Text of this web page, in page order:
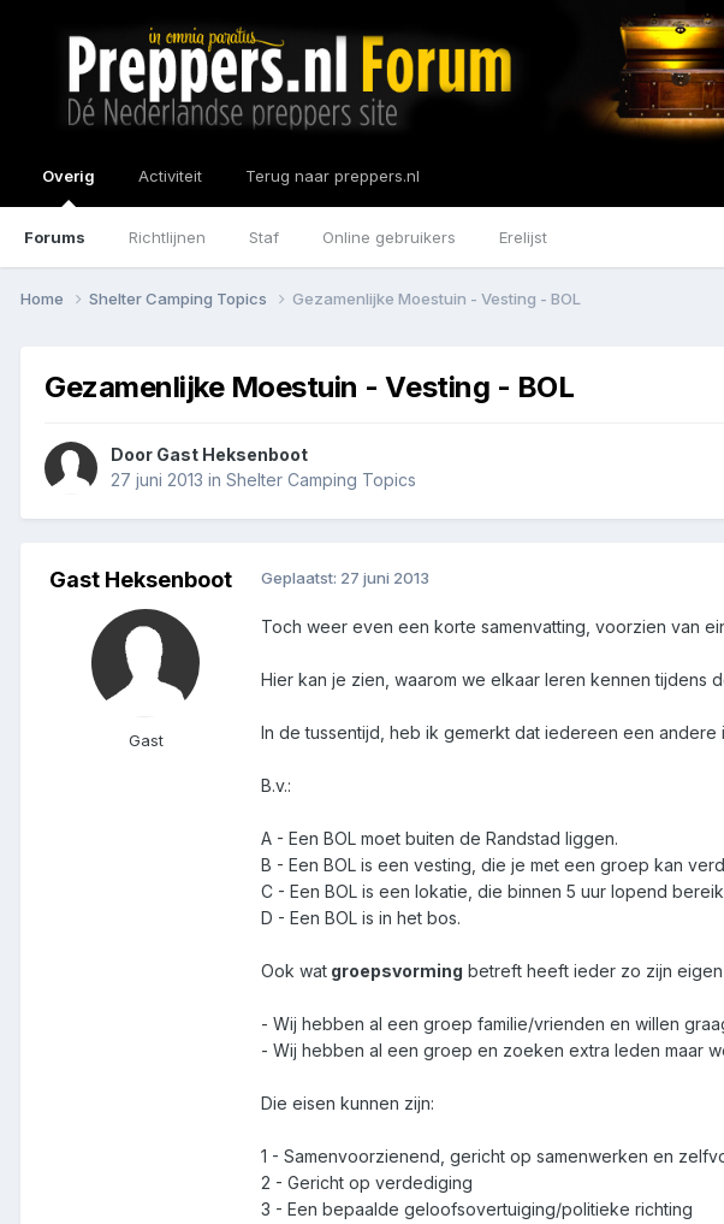
Overig
Forums Richtlijnen Staf Online gebruikers Erelijst
Activiteit Terug naar preppers.nl
Home Shelter Camping Topics Gezamenlijke Moestuin - Vesting - BOL
Gezamenlijke Moestuin - Vesting - BOL
Door Gast Heksenboot
27 juni 2013 in Shelter Camping Topics
Gast Heksenboot
Gast
Geplaatst: 27 juni 2013
Toch weer even een korte samenvatting, voorzien van
Hier kan je zien, waarom we elkaar leren kennen tijdens
In de tussentijd, heb ik gemerkt dat iedereen een andere
B.v.:
A - Een BOL moet buiten de Randstad liggen.
B - Een BOL is een vesting, die je met een groep kan
C - Een BOL is een lokatie, die binnen 5 uur lopend
D - Een BOL is in het bos.
Ook wat groepsvorming betreft heeft ieder zo zijn eigen
- Wij hebben al een groep familie/vrienden en willen
- Wij hebben al een groep en zoeken extra leden maar
Die eisen kunnen zijn:
1 - Samenvoorzienend, gericht op samenwerken en
2 - Gericht op verdediging
3 - Een bepaalde geloofsovertuiging/politieke richting